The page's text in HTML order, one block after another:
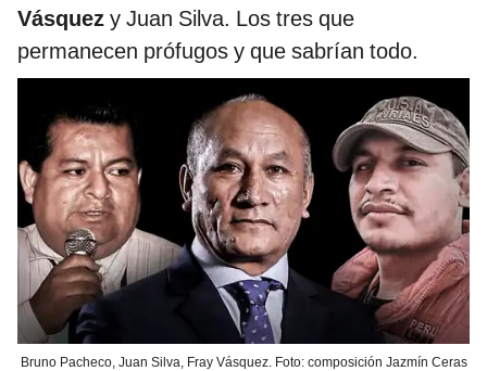
Vásquez y Juan Silva. Los tres que
permanecen prófugos y que sabrían todo.
Bruno Pacheco, Juan Silva, Fray Vásquez. Foto: composición Jazmín Ceras